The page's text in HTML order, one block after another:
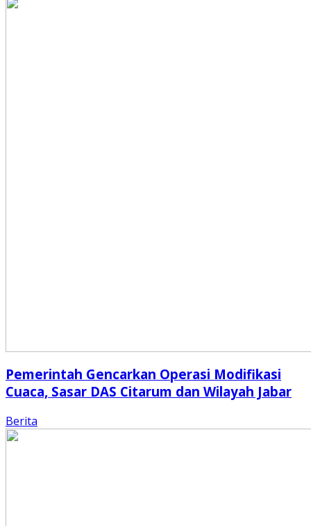
Pemerintah Gencarkan Operasi Modifikasi
Cuaca, Sasar DAS Citarum dan Wilayah Jabar
Berita